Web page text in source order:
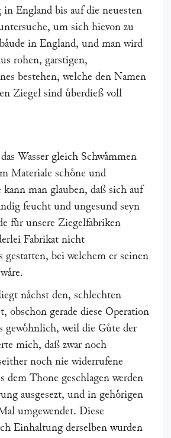
England bis auf die neuesten
um sich hievon zu
in England, und man wird
rohen, garstigen,
bestehen, welche den Namen
Ziegel sind uͤberdieß voll
Wasser gleich Schwaͤmmen
Materiale schoͤne und
man glauben, daß sich auf
feucht und ungesund seyn
fuͤr unsere Ziegelfabriken
Fabrikat nicht
gestatten, bei welchem er seinen
naͤchst den, schlechten
obschon gerade diese Operation
gewoͤhnlich, weil die Guͤte der
mich, daß zwar noch
noch nie widerrufene
dem Thone geschlagen werden
ausgesezt, und in gehoͤrigen
umgewendet. Diese
Einhaltung derselben wurden